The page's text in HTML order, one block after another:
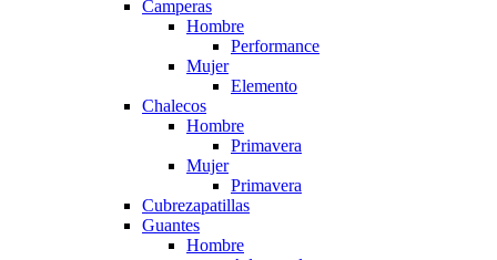
Camperas
Hombre
Performance
Mujer
Elemento
Chalecos
Hombre
Primavera
Mujer
Primavera
Cubrezapatillas
Guantes
Hombre